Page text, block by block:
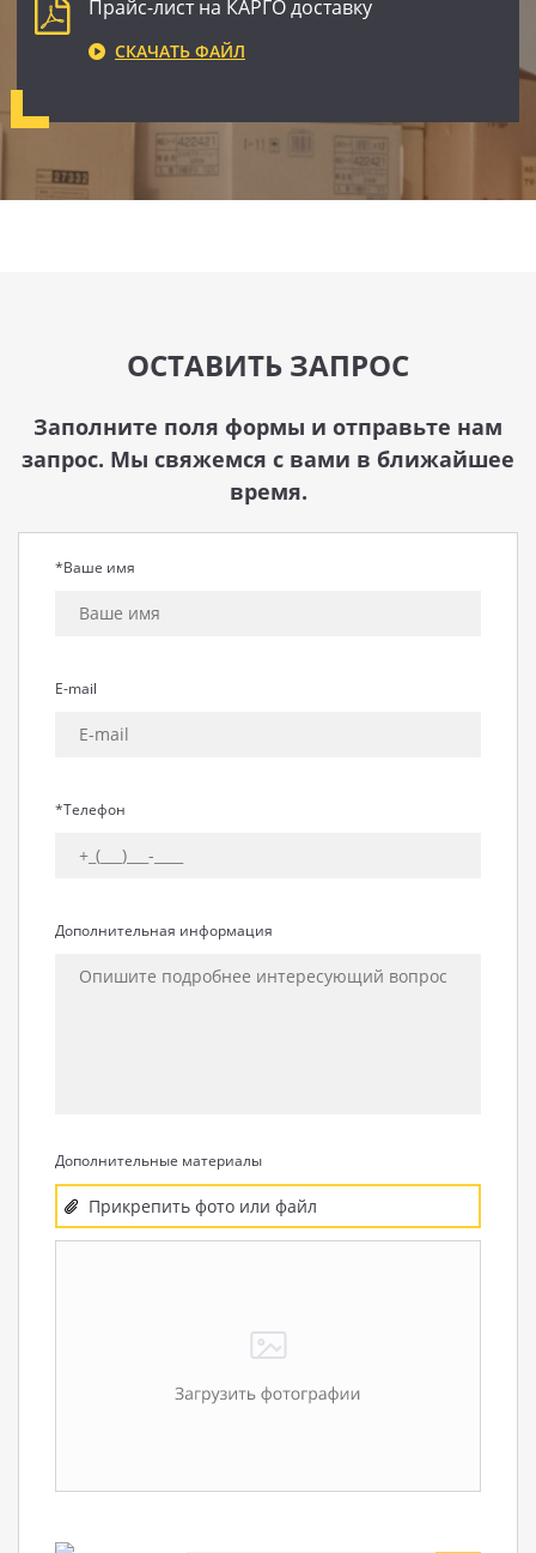
Прайс-лист на КАРГО доставку
СКАЧАТЬ ФАЙЛ
ОСТАВИТЬ ЗАПРОС
Заполните поля формы и отправьте нам
запрос. Мы свяжемся с вами в ближайшее
время.
*Ваше имя
E-mail
*Телефон
Дополнительная информация
Дополнительные материалы
Прикрепить фото или файл